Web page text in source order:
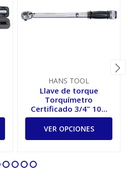
HANS TOOL
Llave de torque
Torquímetro
Certificado 3/4" 10...
VER OPCIONES